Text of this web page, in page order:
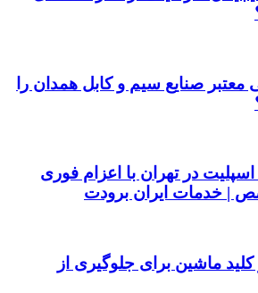
معتبر صنایع سیم و کابل همدان را
در تهران با اعزام فوری
| خدمات ایران برودت
ماشین برای جلوگیری از